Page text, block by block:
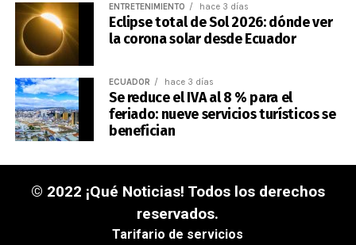
ENTRETENIMIENTO hace 3 días
Eclipse total de Sol 2026: dónde ver
la corona solar desde Ecuador
ECUADOR hace 3 días
Se reduce el IVA al 8 % para el
feriado: nueve servicios turísticos se
benefician
© 2022 ¡Qué Noticias! Todos los derechos
reservados.
Tarifario de servicios